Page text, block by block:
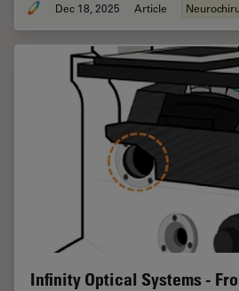
Dec 18, 2025 Article
Infinity Optical Systems -